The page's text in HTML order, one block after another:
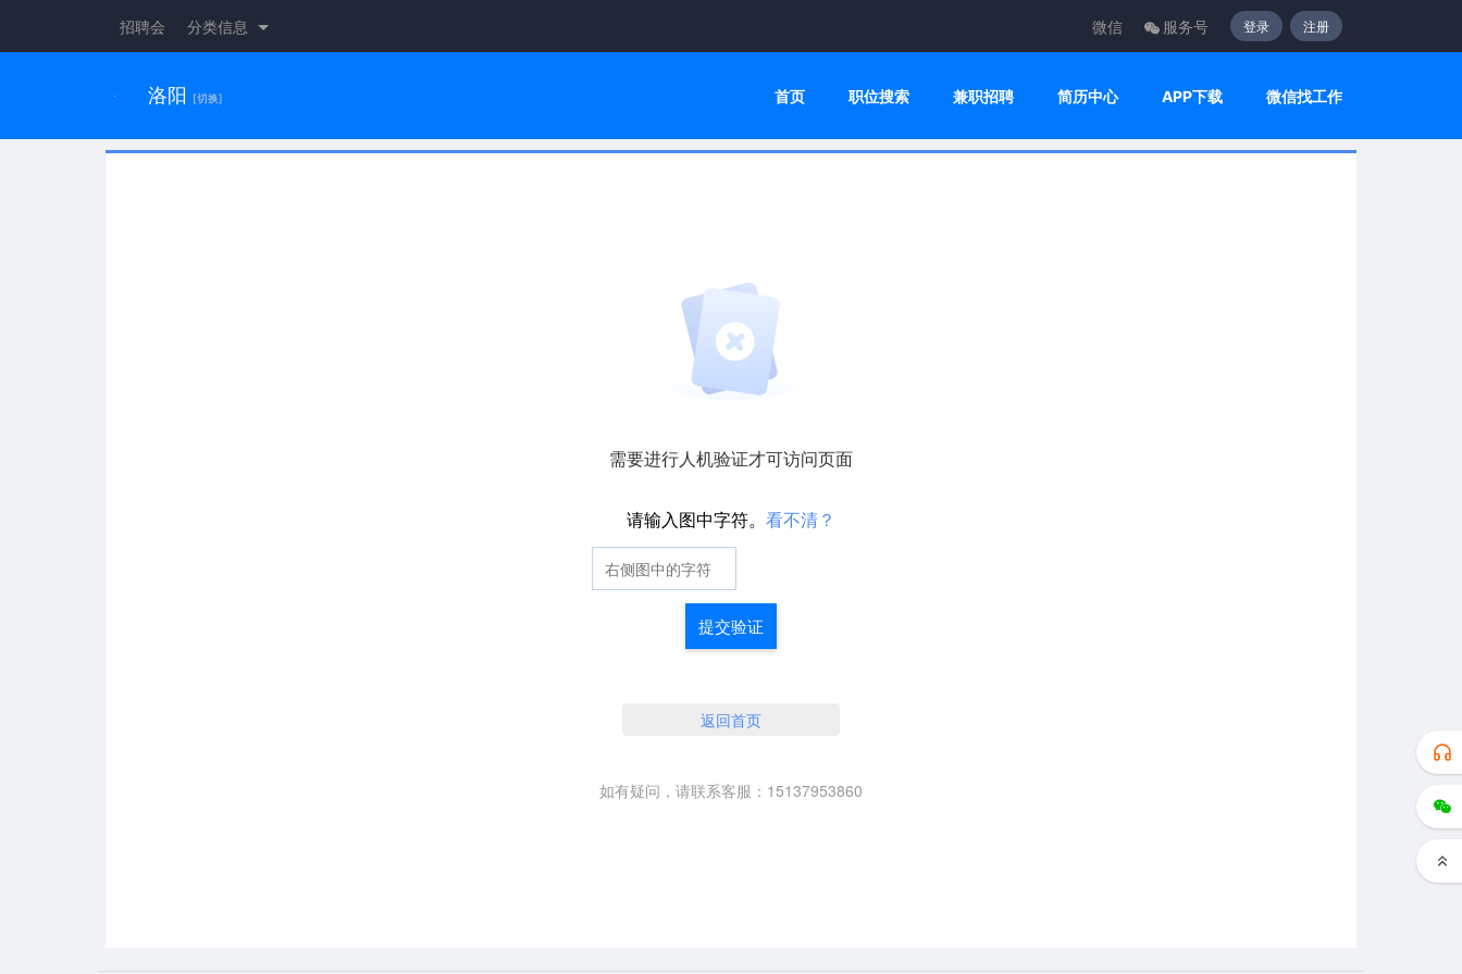
招聘会 分类信息 微信 服务号 登录 注册
洛阳 [切换] 首页 职位搜索 兼职招聘 简历中心 APP下载 微信找工作
需要进行人机验证才可访问页面
请输入图中字符。 看不清？
提交验证
返回首页
如有疑问，请联系客服：15137953860